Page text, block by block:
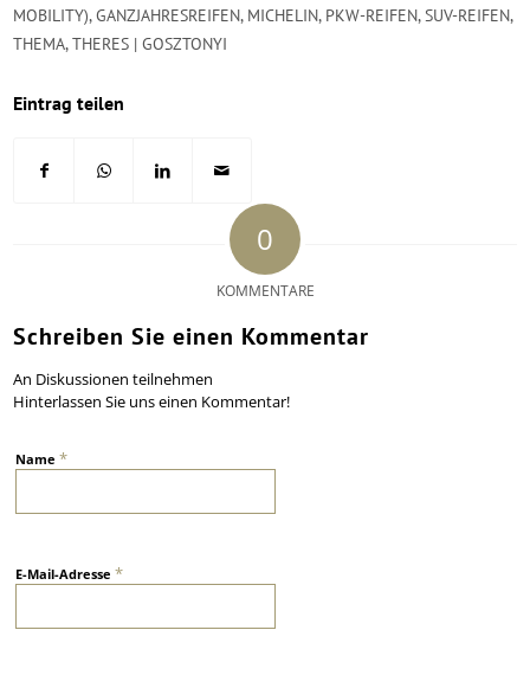
MOBILITY),GANZJAHRESREIFEN, MICHELIN, PKW-REIFEN,SUV-REIFEN,
THEMA,THERES | GOSZTONYI
Eintrag teilen
0
KOMMENTARE
Schreiben Sie einen Kommentar
An Diskussionen teilnehmen
Hinterlassen Sie uns einen Kommentar!
Name*
E-Mail-Adresse*